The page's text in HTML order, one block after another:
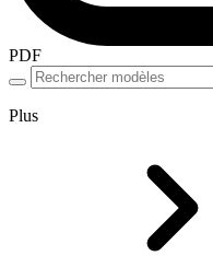
PDF
Plus